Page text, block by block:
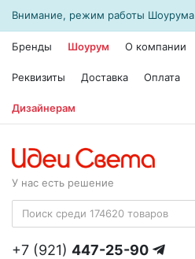
Внимание, режим работы Шоурума
Бренды Шоурум О компании
Реквизиты Доставка Оплата
Дизайнерам
У нас есть решение
+7 (921) 447-25-90